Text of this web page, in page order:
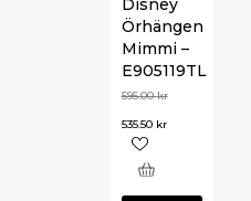
Disney
Örhängen
Mimmi –
E905119TL
595.00kr
535.50 kr